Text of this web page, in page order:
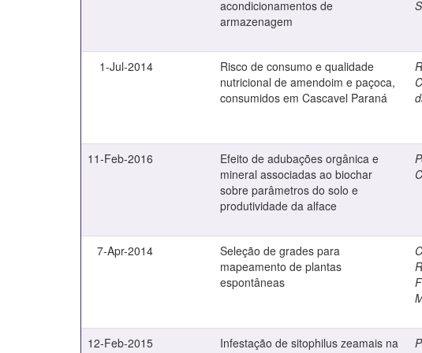
acondicionamentos de
armazenagem
1-Jul-2014
Risco de consumo e qualidade
nutricional de amendoim e paçoca,
consumidos em Cascavel Paraná
11-Feb-2016
Efeito de adubações orgânica e
mineral associadas ao biochar
sobre parâmetros do solo e
produtividade da alface
7-Apr-2014
Seleção de grades para
mapeamento de plantas
espontâneas
12-Feb-2015
Infestação de sitophilus zeamais na